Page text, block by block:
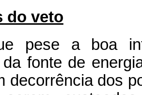
do veto
pese a boa
fonte de
decorrência dos